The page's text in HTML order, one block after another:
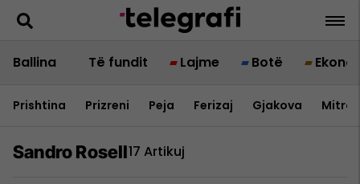
Ballina Të fundit Lajme Botë
Prishtina Prizreni Peja Ferizaj Gjakova
Sandro Rosell17 Artikuj